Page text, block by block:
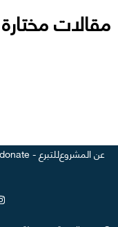
مقالات مختارة
عن المشروعللتبرع - donate